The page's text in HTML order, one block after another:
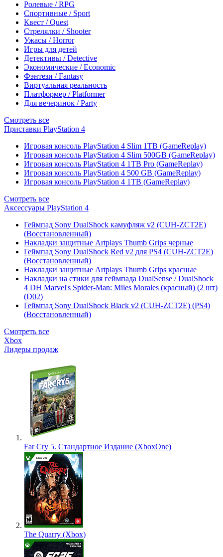
Ролевые / RPG
Спортивные / Sport
Квест / Quest
Стрелялки / Shooter
Ужасы / Horror
Игры для детей
Детективы / Detective
Экономические / Economic
Фэнтези / Fantasy
Виртуальная реальность
Платформер / Platformer
Для вечеринок / Party
Смотреть все
Приставки PlayStation 4
Игровая консоль PlayStation 4 Slim 1TB (GameReplay)
Игровая консоль PlayStation 4 Slim 500GB (GameReplay)
Игровая консоль PlayStation 4 1TB Pro (GameReplay)
Игровая консоль PlayStation 4 500 GB (GameReplay)
Игровая консоль PlayStation 4 1TB (GameReplay)
Смотреть все
Аксессуары PlayStation 4
Геймпад Sony DualShock камуфляж v2 (CUH-ZCT2E)
(Восстановленный)
Накладки защитные Artplays Thumb Grips черные
Геймпад Sony DualShock Red v2 для PS4 (CUH-ZCT2E)
(Восстановленный)
Накладки защитные Artplays Thumb Grips красные
Накладки на стики для геймпада DualSense / DualShock
4 DH Marvel's Spider-Man: Miles Morales (красный) (2 шт)
(D02)
Геймпад Sony DualShock Black v2 (CUH-ZCT2E) (PS4)
(Восстановленный)
Смотреть все
Xbox
Лидеры продаж
Far Cry 5. Стандартное Издание (XboxOne)
The Quarry (Xbox)